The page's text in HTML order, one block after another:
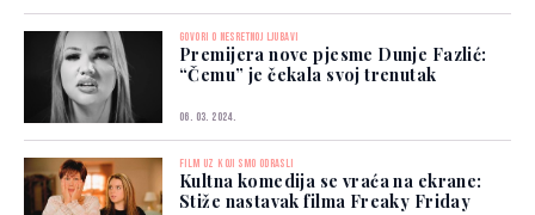
GOVORI O NESRETNOJ LJUBAVI
Premijera nove pjesme Dunje Fazlić:
“Čemu” je čekala svoj trenutak
06. 03. 2024.
FILM UZ KOJI SMO ODRASLI
Kultna komedija se vraća na ekrane:
Stiže nastavak filma Freaky Friday